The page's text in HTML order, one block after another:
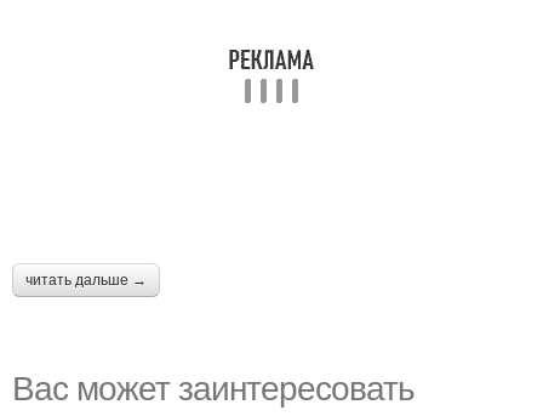
читать дальше →
Вас может заинтересовать